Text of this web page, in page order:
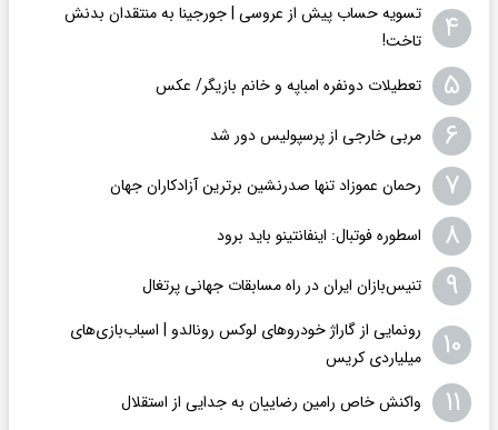
۴
تسویه حساب پیش از عروسی | جورجینا به منتقدان بدنش
تاخت!
۵ تعطیلات دونفره امباپه و خانم بازیگر/ عکس
۶ مربی خارجی از پرسپولیس دور شد
۷ رحمان عموزاد تنها صدرنشین برترین آزادکاران جهان
۸ اسطوره فوتبال: اینفانتینو باید برود
۹ تنیس‌بازان ایران در راه مسابقات جهانی پرتغال
۱۰
رونمایی از گاراژ خودروهای لوکس رونالدو | اسباب‌‌بازی‌های
میلیاردی کریس
۱۱ واکنش خاص رامین رضاییان به جدایی از استقلال